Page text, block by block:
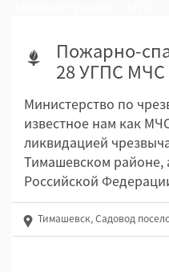
Пожарно-
28 УГПС
Министерство по
известное нам как
ликвидацией
Тимашевском районе,
Российской
Тимашевск, Садовод